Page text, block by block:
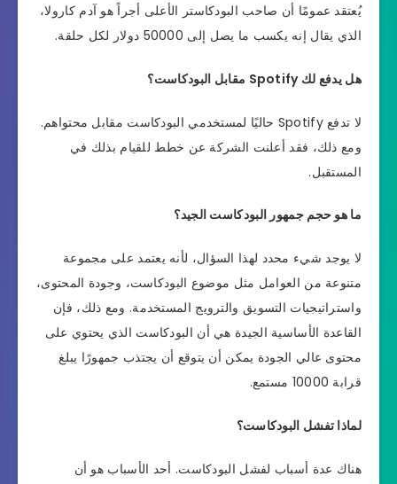
يُعتقد عمومًا أن صاحب البودكاستر الأعلى أجراً هو آدم كارولا،
الذي يقال إنه يكسب ما يصل إلى 50000 دولار لكل حلقة.
هل يدفع لك Spotify مقابل البودكاست؟
لا تدفع Spotify حاليًا لمستخدمي البودكاست مقابل محتواهم.
ومع ذلك، فقد أعلنت الشركة عن خطط للقيام بذلك في
المستقبل.
ما هو حجم جمهور البودكاست الجيد؟
لا يوجد شيء محدد لهذا السؤال، لأنه يعتمد على مجموعة
متنوعة من العوامل مثل موضوع البودكاست، وجودة المحتوى،
واستراتيجيات التسويق والترويج المستخدمة. ومع ذلك، فإن
القاعدة الأساسية الجيدة هي أن البودكاست الذي يحتوي على
محتوى عالي الجودة يمكن أن يتوقع أن يجتذب جمهورًا يبلغ
قرابة 10000 مستمع.
لماذا تفشل البودكاست؟
هناك عدة أسباب لفشل البودكاست. أحد الأسباب هو أن